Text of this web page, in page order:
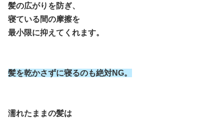
髪の広がりを防ぎ、
寝ている間の摩擦を
最小限に抑えてくれます。
髪を乾かさずに寝るのも絶対NG。
濡れたままの髪は